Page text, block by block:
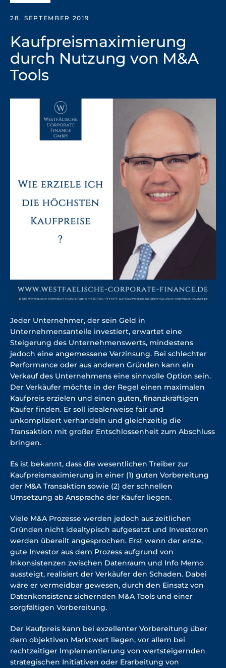
FacebookInstagram
YouTube
SUCHEN
28. SEPTEMBER 2019
Kaufpreismaximierung
durch Nutzung von M&A
Tools
Jeder Unternehmer, der sein Geld in
Unternehmensanteile investiert, erwartet eine
Steigerung des Unternehmenswerts, mindestens
jedoch eine angemessene Verzinsung. Bei schlechter
Performance oder aus anderen Gründen kann ein
Verkauf des Unternehmens eine sinnvolle Option sein.
Der Verkäufer möchte in der Regel einen maximalen
Kaufpreis erzielen und einen guten, finanzkräftigen
Käufer finden. Er soll idealerweise fair und
unkompliziert verhandeln und gleichzeitig die
Transaktion mit großer Entschlossenheit zum Abschluss
bringen.
Es ist bekannt, dass die wesentlichen Treiber zur
Kaufpreismaximierung in einer (1) guten Vorbereitung
der M&A Transaktion sowie (2) der schnellen
Umsetzung ab Ansprache der Käufer liegen.
Viele M&A Prozesse werden jedoch aus zeitlichen
Gründen nicht idealtypisch aufgesetzt und Investoren
werden übereilt angesprochen. Erst wenn der erste,
gute Investor aus dem Prozess aufgrund von
Inkonsistenzen zwischen Datenraum und Info Memo
aussteigt, realisiert der Verkäufer den Schaden. Dabei
wäre er vermeidbar gewesen, durch den Einsatz von
Datenkonsistenz sichernden M&A Tools und einer
sorgfältigen Vorbereitung.
Der Kaufpreis kann bei exzellenter Vorbereitung über
dem objektiven Marktwert liegen, vor allem bei
rechtzeitiger Implementierung von wertsteigernden
strategischen Initiativen oder Erarbeitung von